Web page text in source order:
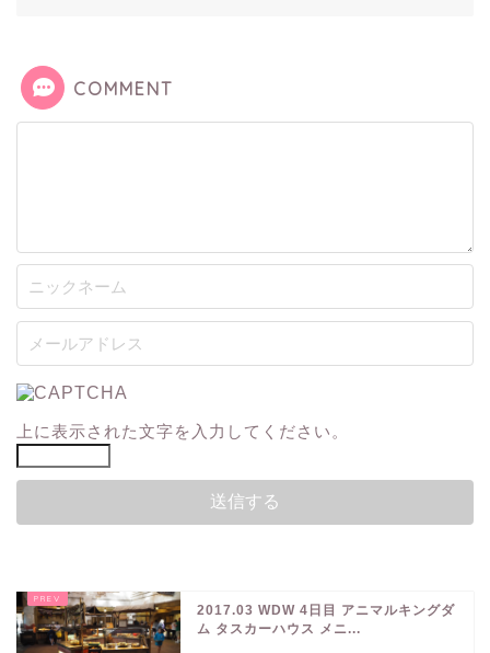
COMMENT
上に表示された文字を入力してください。
2017.03 WDW 4日目 アニマルキングダ
ム タスカーハウス メニ...